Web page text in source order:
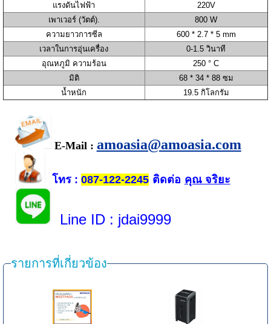
แรงดันไฟฟ้า
220V
เพาเวอร์ (วัตต์).
800 W
ความยาวการซีล
600 * 2.7 * 5 mm
เวลาในการอุ่นเครื่อง
0-1.5 วินาที
อุณหภูมิ ความร้อน
250 ° C
มิติ
68 * 34 * 88 ซม
น้ำหนัก
19.5 กิโลกรัม
E-Mail : amoasia@amoasia.com
โทร: 087-122-2245ติดต่อ คุณ จริยะ
Line ID : jdai9999
รายการที่เกี่ยวข้อง